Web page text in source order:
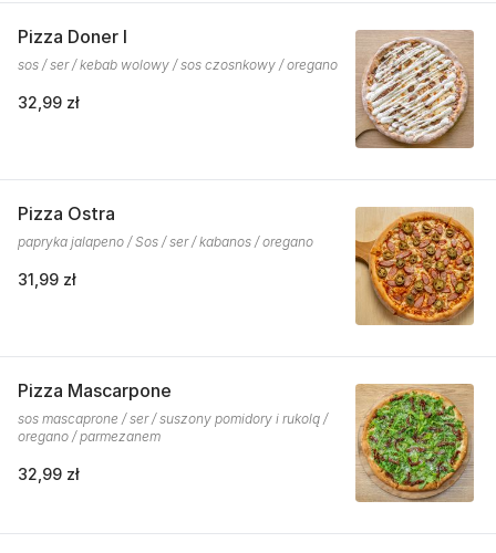
Pizza Doner I
sos / ser / kebab wolowy / sos czosnkowy / oregano
32,99 zł
Pizza Ostra
papryka jalapeno / Sos / ser / kabanos / oregano
31,99 zł
Pizza Mascarpone
sos mascaprone / ser / suszony pomidory i rukolą /
oregano / parmezanem
32,99 zł